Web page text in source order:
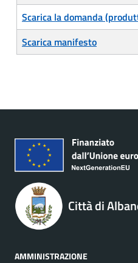
Scarica la domanda
Scarica manifesto
Città di
AMMINISTRAZIONE